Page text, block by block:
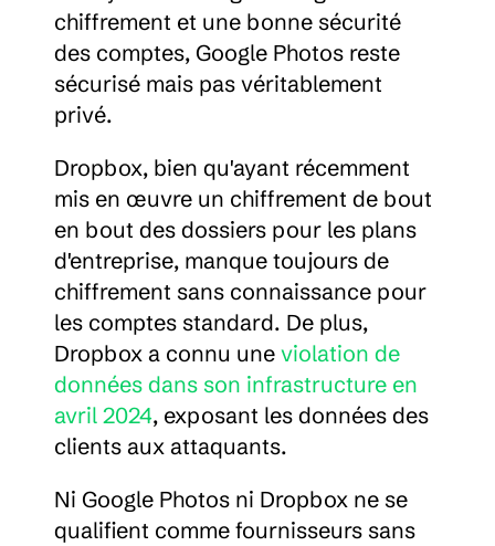
chiffrement et une bonne sécurité
des comptes, Google Photos reste
sécurisé mais pas véritablement
privé.
Dropbox, bien qu'ayant récemment
mis en œuvre un chiffrement de bout
en bout des dossiers pour les plans
d'entreprise, manque toujours de
chiffrement sans connaissance pour
les comptes standard. De plus,
Dropbox a connu une violation de
données dans son infrastructure en
avril 2024, exposant les données des
clients aux attaquants.
Ni Google Photos ni Dropbox ne se
qualifient comme fournisseurs sans